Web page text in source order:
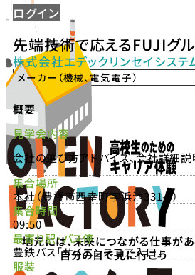
地元には、未来につながる仕事があ
自分の目で見に行こう
ログイン
先端技術で応えるFUJIグ
株式会社エデックリンセイシステ
メーカー（機械、電気電子）
概要
見学会内容
会社の選び方アドバイス、会社詳細
集合場所
本社（豊橋市西幸町字浜池331-9）
集合時間
09:50
最寄り駅・バス停
豊鉄バス「サイエンスコア入口」
服装